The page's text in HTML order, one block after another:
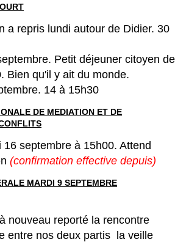
a repris lundi autour de Didier. 30
Petit déjeuner citoyen de
Bien qu'il y ait du monde.
14 à 15h30
DE MEDIATION ET DE
16 septembre à 15h00. Attend
(confirmation effective depuis)
MARDI 9 SEPTEMBRE
nouveau reporté la rencontre
entre nos deux partis la veille